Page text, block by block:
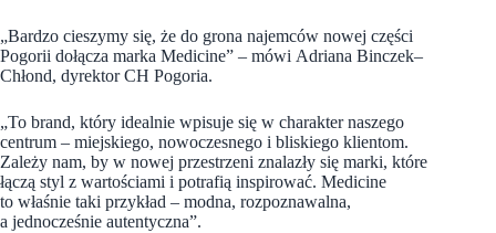
„Bardzo cieszymy się, że do grona najemców nowej części
Pogorii dołącza marka Medicine” – mówi Adriana Binczek–
Chłond, dyrektor CH Pogoria.
„To brand, który idealnie wpisuje się w charakter naszego
centrum – miejskiego, nowoczesnego i bliskiego klientom.
Zależy nam, by w nowej przestrzeni znalazły się marki, które
łączą styl z wartościami i potrafią inspirować. Medicine
to właśnie taki przykład – modna, rozpoznawalna,
a jednocześnie autentyczna”.